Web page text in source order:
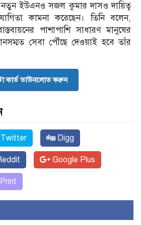
ইউএনও সজল কুমার দাসও দায়িত্ব
কামনা করেছেন। তিনি বলেন,
পাশাপাশি সাধারণ মানুষের
সেবা পৌঁছে দেওয়াই হবে তাঁর
কার্ড ডাউনলোড করুন
Twitter Digg
Google Plus
Print